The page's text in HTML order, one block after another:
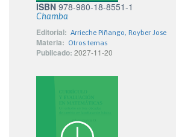
ISBN 978-980-18-8551-1
Chamba
Editorial: Arrieche Piñango, Royber Jose
Materia: Otros temas
Publicado: 2027-11-20